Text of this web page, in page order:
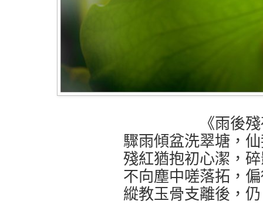
《雨後
驟雨傾盆洗翠塘，
殘紅猶抱初心潔，
不向塵中嗟落拓，
縱教玉骨支離後，